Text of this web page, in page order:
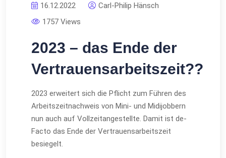
16.12.2022
Carl-Philip Hänsch
1757 Views
2023 – das Ende der
Vertrauensarbeitszeit??
2023 erweitert sich die Pflicht zum Führen des
Arbeitszeitnachweis von Mini- und Midijobbern
nun auch auf Vollzeitangestellte. Damit ist de-
Facto das Ende der Vertrauensarbeitszeit
besiegelt.